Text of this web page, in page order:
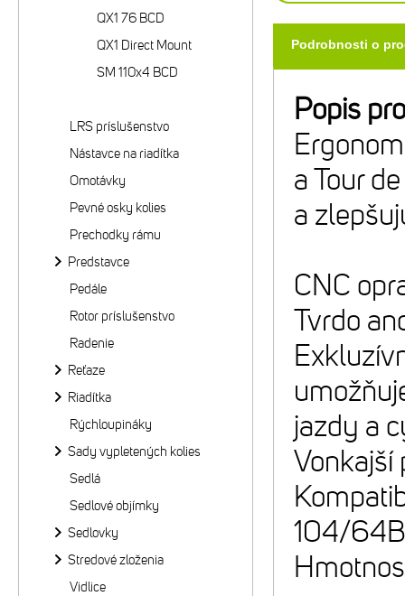
Podrobnosti o
Popis
a Tour
a
CNC
Tvrdo
jazdy a
104/
QX1 76 BCD
QX1 Direct Mount
SM 110x4 BCD
LRS príslušenstvo
Nástavce na riadítka
Omotávky
Pevné osky kolies
Prechodky rámu
Predstavce
Pedále
Rotor príslušenstvo
Radenie
Reťaze
Riadítka
Rýchloupináky
Sady vypletených kolies
Sedlá
Sedlové objímky
Sedlovky
Stredové zloženia
Vidlice